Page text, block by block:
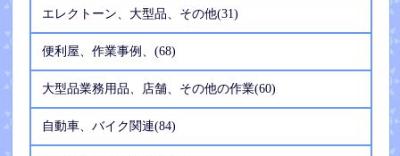
エレクトーン、大型品、その他(31)
便利屋、作業事例、(68)
大型品業務用品、店舗、その他の作業(60)
自動車、バイク関連(84)